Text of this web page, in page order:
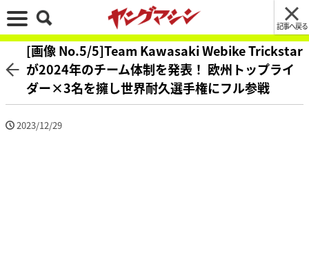
記事へ戻る
[画像 No.5/5]Team Kawasaki Webike Trickstar
が2024年のチーム体制を発表！ 欧州トップライ
ダー×3名を擁し世界耐久選手権にフル参戦
2023/12/29